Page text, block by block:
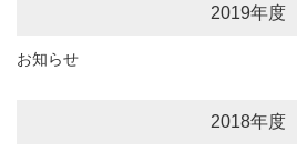
2019年度
お知らせ
2018年度